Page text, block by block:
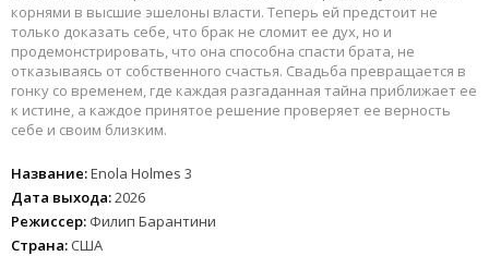
корнями в высшие эшелоны власти. Теперь ей предстоит не
только доказать себе, что брак не сломит ее дух, но и
продемонстрировать, что она способна спасти брата, не
отказываясь от собственного счастья. Свадьба превращается в
гонку со временем, где каждая разгаданная тайна приближает ее
к истине, а каждое принятое решение проверяет ее верность
себе и своим близким.
Название:Enola Holmes 3
Дата выхода:2026
Режиссер: Филип Барантини
Страна: США